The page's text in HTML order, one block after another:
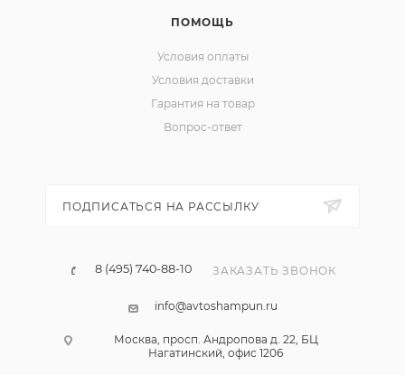
ПОМОЩЬ
Условия оплаты
Условия доставки
Гарантия на товар
Вопрос-ответ
ПОДПИСАТЬСЯ НА РАССЫЛКУ
8 (495) 740-88-10 ЗАКАЗАТЬ ЗВОНОК
info@avtoshampun.ru
Москва, просп. Андропова д. 22, БЦ
Нагатинский, офис 1206